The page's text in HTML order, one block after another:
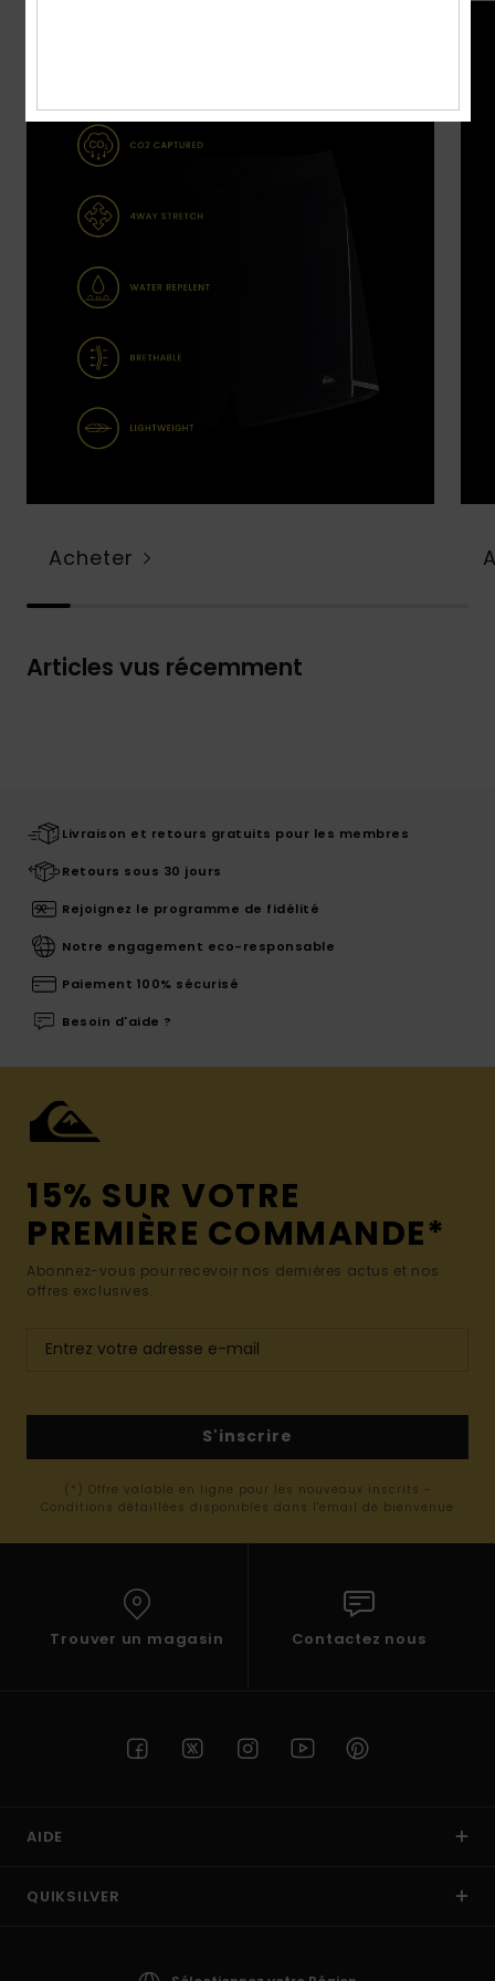
Acheter
Articles vus récemment
Livraison et retours gratuits pour les membres
Retours sous 30 jours
Rejoignez le programme de fidélité
Notre engagement eco-responsable
Paiement 100% sécurisé
Besoin d'aide ?
15% SUR VOTRE
PREMIÈRE COMMANDE*
Abonnez-vous pour recevoir nos dernières actus et nos
offres exclusives.
S'inscrire
(*) Offre valable en ligne pour les nouveaux inscrits -
Conditions détaillées disponibles dans l'email de bienvenue
Trouver un magasin Contactez nous
AIDE
QUIKSILVER